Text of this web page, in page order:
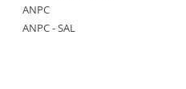
ANPC
ANPC - SAL